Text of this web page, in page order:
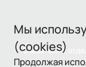
Мы
(cookies)
Продолжая
Связаться с